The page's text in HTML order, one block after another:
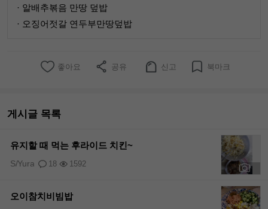
· 알배추볶음 만땅 덮밥
· 오징어젓갈 연두부만땅덮밥
좋아요 공유 신고 북마크
게시글 목록
유지할 때 먹는 후라이드 치킨~
18 1592
S/Yura
오이참치비빔밥